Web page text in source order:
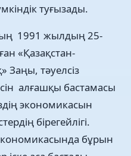
туғызады.
1991 жылдың 25-
«Қазақстан-
Заңы, тәуелсіз
алғашқы бастамасы
экономикасын
бірегейлігі.
бұрын